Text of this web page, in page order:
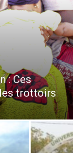
: Ces
trottoirs